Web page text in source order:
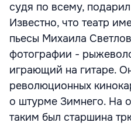
судя по всему,
Известно, что театр
пьесы Михаила
фотографии -
играющий на гитаре.
революционных
о штурме Зимнего. На
таким был старшина